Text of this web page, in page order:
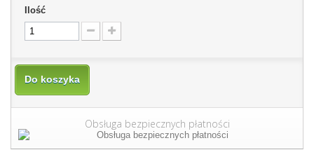
Ilość
Do koszyka
Obsługa bezpiecznych płatności